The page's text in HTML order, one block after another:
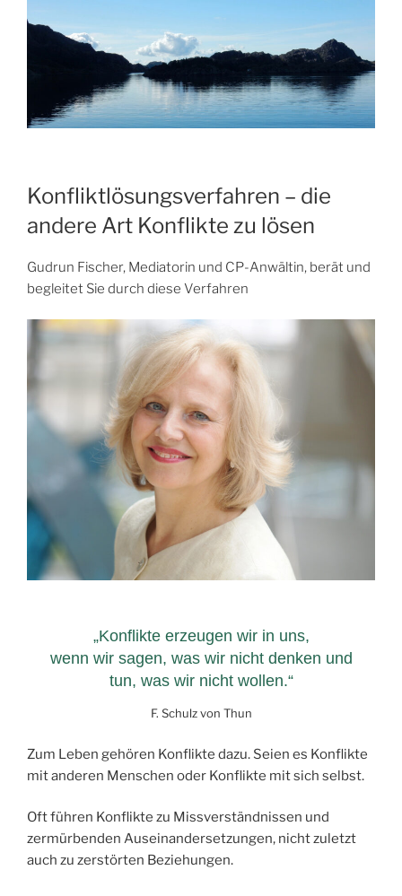
Konfliktlösungsverfahren – die
andere Art Konflikte zu lösen
Gudrun Fischer, Mediatorin und CP-Anwältin, berät und
begleitet Sie durch diese Verfahren
„Konflikte erzeugen wir in uns,
wenn wir sagen, was wir nicht denken und
tun, was wir nicht wollen.“
F. Schulz von Thun
Zum Leben gehören Konflikte dazu. Seien es Konflikte
mit anderen Menschen oder Konflikte mit sich selbst.
Oft führen Konflikte zu Missverständnissen und
zermürbenden Auseinandersetzungen, nicht zuletzt
auch zu zerstörten Beziehungen.